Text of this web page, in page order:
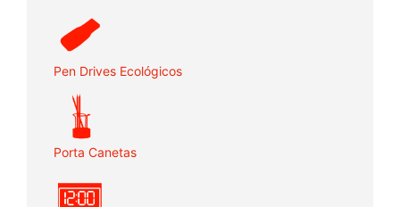
Pen Drives Ecológicos
Porta Canetas